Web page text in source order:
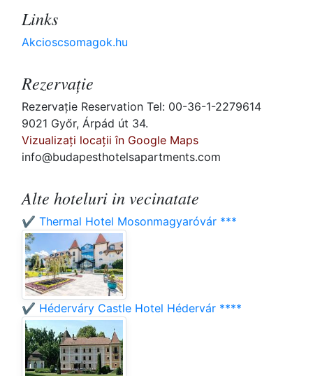
Links
Akcioscsomagok.hu
Rezervaţie
Rezervaţie Reservation Tel: 00-36-1-2279614
9021 Győr, Árpád út 34.
Vizualizați locații în Google Maps
info@budapesthotelsapartments.com
Alte hoteluri in vecinatate
✔️ Thermal Hotel Mosonmagyaróvár ***
✔️ Héderváry Castle Hotel Hédervár ****